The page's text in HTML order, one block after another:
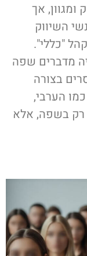
ומגוון, אך
השיווק
"כללי".
מדברים שפה
בצורה
הערבי,
רק בשפה, אלא